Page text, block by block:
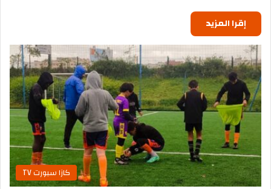
إقرا المزيد
كازا سبورت TV